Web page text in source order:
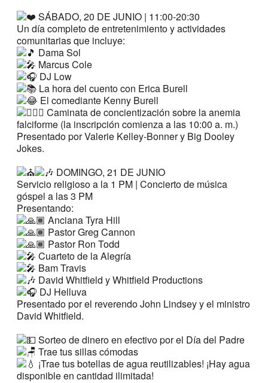
SÁBADO, 20 DE JUNIO | 11:00-20:30
Un día completo de entretenimiento y actividades
comunitarias que incluye:
Dama Sol
Marcus Cole
DJ Low
La hora del cuento con Erica Burell
El comediante Kenny Burell
Caminata de concientización sobre la anemia
falciforme (la inscripción comienza a las 10:00 a. m.)
Presentado por Valerie Kelley-Bonner y Big Dooley
Jokes.
DOMINGO, 21 DE JUNIO
Servicio religioso a la 1 PM | Concierto de música
góspel a las 3 PM
Presentando:
Anciana Tyra Hill
Pastor Greg Cannon
Pastor Ron Todd
Cuarteto de la Alegría
Bam Travis
David Whitfield y Whitfield Productions
DJ Helluva
Presentado por el reverendo John Lindsey y el ministro
David Whitfield.
Sorteo de dinero en efectivo por el Día del Padre
Trae tus sillas cómodas
¡Trae tus botellas de agua reutilizables! ¡Hay agua
disponible en cantidad ilimitada!